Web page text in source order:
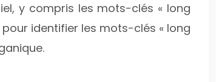
y compris les mots-clés « long
pour identifier les mots-clés « long